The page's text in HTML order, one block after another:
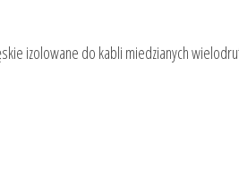
izolowane do kabli miedzianych